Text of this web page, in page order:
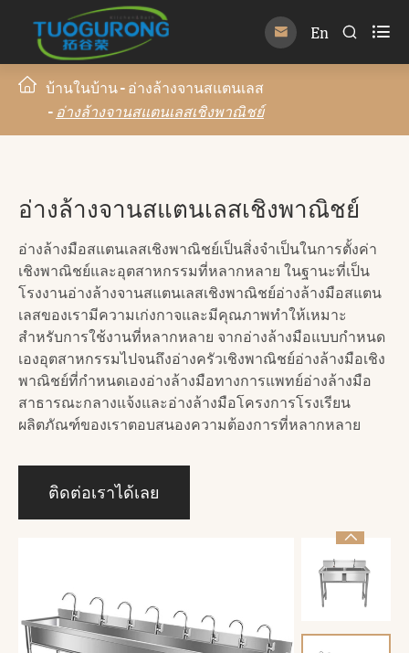
 En  
บ้านในบ้าน
อ่างล้างจานสแตนเลส
อ่างล้างจานสแตนเลสเชิงพาณิชย์
อ่างล้างจานสแตนเลสเชิงพาณิชย์
อ่างล้างมือสแตนเลสเชิงพาณิชย์เป็นสิ่งจำเป็นในการตั้งค่า
เชิงพาณิชย์และอุตสาหกรรมที่หลากหลาย ในฐานะที่เป็น
โรงงานอ่างล้างจานสแตนเลสเชิงพาณิชย์อ่างล้างมือสแตน
เลสของเรามีความเก่งกาจและมีคุณภาพทำให้เหมาะ
สำหรับการใช้งานที่หลากหลาย จากอ่างล้างมือแบบกำหนด
เองอุตสาหกรรมไปจนถึงอ่างครัวเชิงพาณิชย์อ่างล้างมือเชิง
พาณิชย์ที่กำหนดเองอ่างล้างมือทางการแพทย์อ่างล้างมือ
สาธารณะกลางแจ้งและอ่างล้างมือโครงการโรงเรียน
ผลิตภัณฑ์ของเราตอบสนองความต้องการที่หลากหลาย
ติดต่อเราได้เลย
